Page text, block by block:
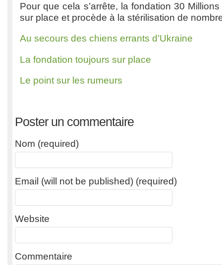
Pour que cela s’arrête, la fondation 30 Millions
sur place et procède à la stérilisation de
Au secours des chiens errants d’Ukraine
La fondation toujours sur place
Le point sur les rumeurs
Poster un commentaire
Nom (required)
Email (will not be published) (required)
Website
Commentaire